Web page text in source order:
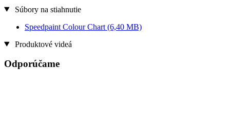
Súbory na stiahnutie
Speedpaint Colour Chart (6,40 MB)
Produktové videá
Odporúčame